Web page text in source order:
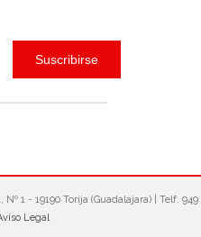
1 - 19190 Torija (Guadalajara) | Telf. 949
Legal